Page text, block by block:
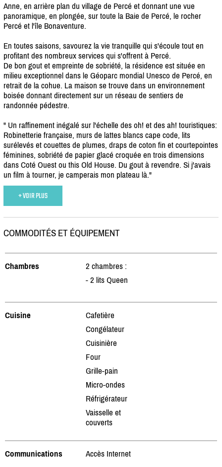
Anne, en arrière plan du village de Percé et donnant une vue
panoramique, en plongée, sur toute la Baie de Percé, le rocher
Percé et l'île Bonaventure.
En toutes saisons, savourez la vie tranquille qui s'écoule tout en
profitant des nombreux services qui s'offrent à Percé.
De bon gout et empreinte de sobriété, la résidence est située en
milieu exceptionnel dans le Géoparc mondial Unesco de Percé, en
retrait de la cohue. La maison se trouve dans un environnement
boisée donnant directement sur un réseau de sentiers de
randonnée pédestre.
" Un raffinement inégalé sur l'échelle des oh! et des ah! touristiques:
Robinetterie française, murs de lattes blancs cape code, lits
surélevés et couettes de plumes, draps de coton fin et courtepointes
féminines, sobriété de papier glacé croquée en trois dimensions
dans Coté Ouest ou this Old House. Du gout à revendre. Si j'avais
un film à tourner, je camperais mon plateau là."
+ VOIR PLUS
COMMODITÉS ET ÉQUIPEMENT
Chambres
2 chambres :
- 2 lits Queen
Cuisine
Cafetière
Congélateur
Cuisinière
Four
Grille-pain
Micro-ondes
Réfrigérateur
Vaisselle et
couverts
Communications Accès Internet